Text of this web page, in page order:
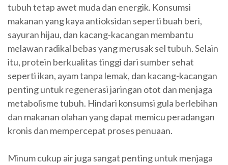
tubuh tetap awet muda dan energik. Konsumsi
makanan yang kaya antioksidan seperti buah beri,
sayuran hijau, dan kacang-kacangan membantu
melawan radikal bebas yang merusak sel tubuh. Selain
itu, protein berkualitas tinggi dari sumber sehat
seperti ikan, ayam tanpa lemak, dan kacang-kacangan
penting untuk regenerasi jaringan otot dan menjaga
metabolisme tubuh. Hindari konsumsi gula berlebihan
dan makanan olahan yang dapat memicu peradangan
kronis dan mempercepat proses penuaan.
Minum cukup air juga sangat penting untuk menjaga